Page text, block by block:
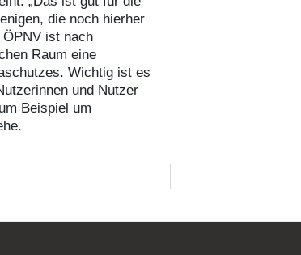
die noch hierher
ist nach
Raum eine
Wichtig ist es
und Nutzer
Beispiel um